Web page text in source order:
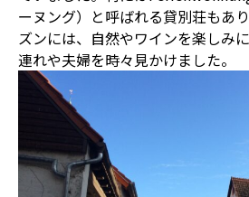
ーヌング）と呼ばれる貸別荘もあ
ズンには、自然やワインを楽しみ
連れや夫婦を時々見かけました。